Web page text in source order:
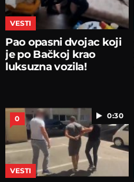
VESTI
Pao opasni dvojac koji
je po Bačkoj krao
luksuzna vozila!
0:30
0
VESTI